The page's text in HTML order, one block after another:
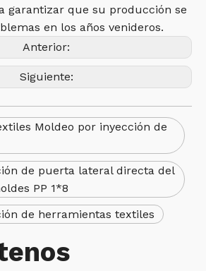
garantizar que su producción se
en los años venideros.
Anterior:
Siguiente:
Moldeo por inyección de
de puerta lateral directa del
PP 1*8
de herramientas textiles